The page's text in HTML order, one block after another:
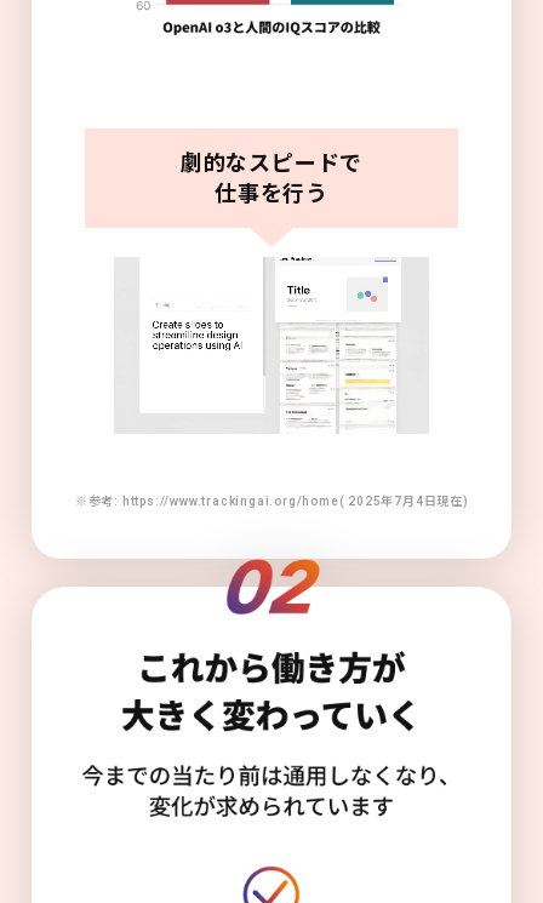
劇的なスピードで
仕事を行う
※参考: https://www.trackingai.org/home( 2025年7月4日現在)